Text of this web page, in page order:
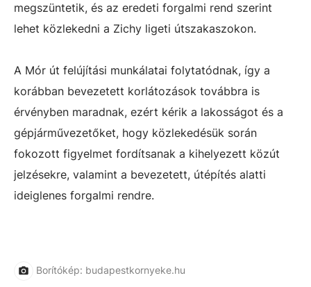
megszüntetik, és az eredeti forgalmi rend szerint
lehet közlekedni a Zichy ligeti útszakaszokon.
A Mór út felújítási munkálatai folytatódnak, így a
korábban bevezetett korlátozások továbbra is
érvényben maradnak, ezért kérik a lakosságot és a
gépjárművezetőket, hogy közlekedésük során
fokozott figyelmet fordítsanak a kihelyezett közút
jelzésekre, valamint a bevezetett, útépítés alatti
ideiglenes forgalmi rendre.
Borítókép: budapestkornyeke.hu